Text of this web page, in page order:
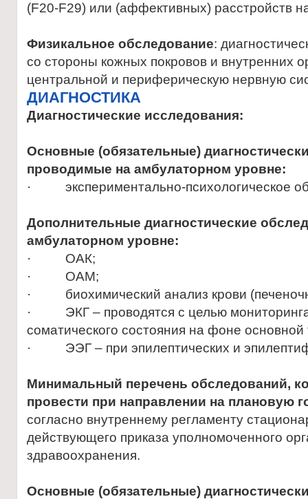
(F20-F29) или (аффективных) расстройств
Физикальное обследование:
со стороны кожных покровов и внутренних
центральной и периферическую нервную
ДИАГНОСТИКА
Диагностические исследования:
Основные (обязательные)
проводимые на амбулаторном уровне:
· экспериментально-психологическое
Дополнительные диагностические
амбулаторном уровне:
· ОАК;
· ОАМ;
· биохимический анализ крови
· ЭКГ – проводятся с целью
соматического состояния на фоне основной
· ЭЭГ – при эпилептических и
Минимальный перечень обследований,
провести при направлении на плановую
согласно внутреннему регламенту
действующего приказа уполномоченного
здравоохранения.
Основные (обязательные)